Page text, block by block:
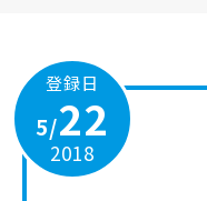
登録日
5/22
2018